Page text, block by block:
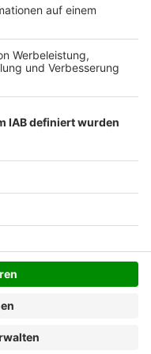
eines SSL-
wenn